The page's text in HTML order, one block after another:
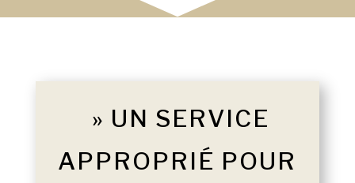
» UN SERVICE
APPROPRIÉ POUR